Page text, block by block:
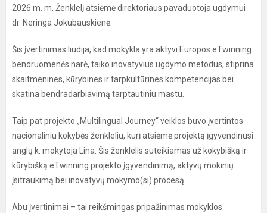
2026 m. m. Ženklelį atsiėmė direktoriaus pavaduotoja ugdymui
dr. Neringa Jokubauskienė.
Šis įvertinimas liudija, kad mokykla yra aktyvi Europos eTwinning
bendruomenės narė, taiko inovatyvius ugdymo metodus, stiprina
skaitmenines, kūrybines ir tarpkultūrines kompetencijas bei
skatina bendradarbiavimą tarptautiniu mastu.
Taip pat projekto „Multilingual Journey“ veiklos buvo įvertintos
nacionaliniu kokybės ženkleliu, kurį atsiėmė projektą įgyvendinusi
anglų k. mokytoja Lina. Šis ženklelis suteikiamas už kokybišką ir
kūrybišką eTwinning projekto įgyvendinimą, aktyvų mokinių
įsitraukimą bei inovatyvų mokymo(si) procesą.
Abu įvertinimai – tai reikšmingas pripažinimas mokyklos